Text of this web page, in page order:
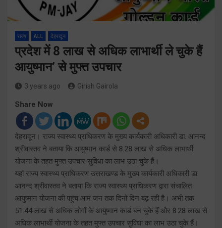
राज्य ALL देहरादून
प्रदेश में 8 लाख से अधिक लाभार्थी ले चुके हैं
आयुष्मान’ से मुफ्त उपचार
3 years ago Girish Gairola
Share Now
देहरादून। राज्य स्वास्थ्य प्राधिकरण के मुख्य कार्यकारी अधिकारी डा. आनन्द
श्रीवास्तव ने बताया कि आयुष्मान कार्ड से 8.28 लाख से अधिक लाभार्थी
योजना के तहत मुफ्त उपचार सुविधा का लाभ उठा चुके हैं।
यहां राज्य स्वास्थ्य प्राधिकरण उत्तराखण्ड के मुख्य कार्यकारी अधिकारी डा.
आनन्द श्रीवास्तव ने बताया कि राज्य स्वास्थ्य प्राधिकरण द्वारा संचालित
आयुष्मान योजना की पहुंच आम जन तक दिनों दिन बढ़ रही है। अभी तक
51.44 लाख से अधिक लोगों के आयुष्मान कार्ड बन चुके हैं और 8.28 लाख से
अधिक लाभार्थी योजना के तहत मुफ्त उपचार सुविधा का लाभ उठा चुके हैं।